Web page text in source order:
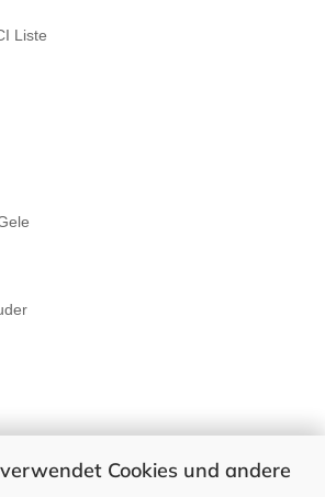
Cookies und andere
Liste